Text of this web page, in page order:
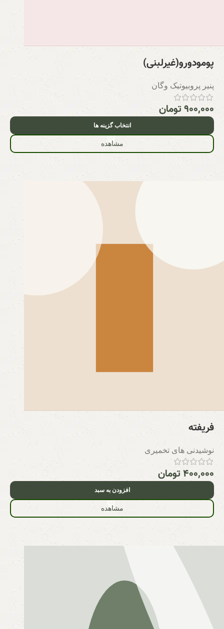
پومودورو(غیرلبنی)
پنیر پروبیوتیک وگان
۹۰۰,۰۰۰تومان
انتخاب گزینه ها
مشاهده
فریفته
نوشیدنی های تخمیری
۴۰۰,۰۰۰تومان
افزودن به سبد
مشاهده